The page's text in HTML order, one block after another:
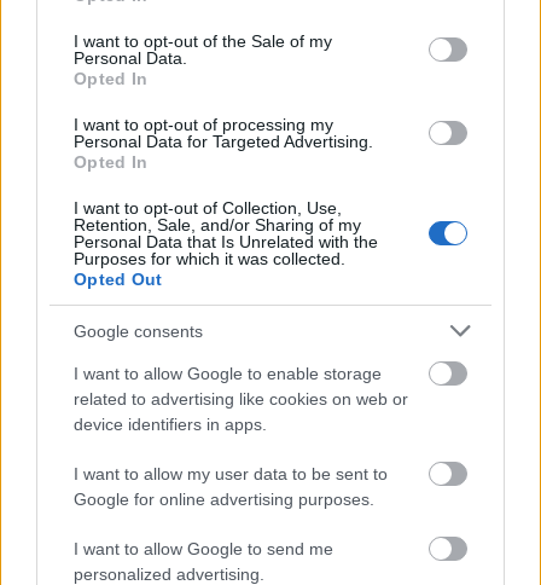
use your data for below specified purposes in below Google
consent section.
I want to opt-out of the Sale of my
Personal Data.
Opted In
I want to opt-out of processing my
Personal Data for Targeted Advertising.
Opted In
I want to opt-out of Collection, Use,
Retention, Sale, and/or Sharing of my
Personal Data that Is Unrelated with the
Purposes for which it was collected.
Opted Out
Google consents
I want to allow Google to enable storage
related to advertising like cookies on web or
device identifiers in apps.
I want to allow my user data to be sent to
Google for online advertising purposes.
I want to allow Google to send me
personalized advertising.
για τον Δημόσιο Τομέα (όπως τα IPSAS).